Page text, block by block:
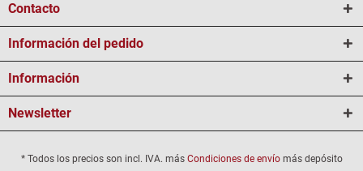
Contacto
Información del pedido
Información
Newsletter
* Todos los precios son incl. IVA. más Condiciones de envíomás depósito